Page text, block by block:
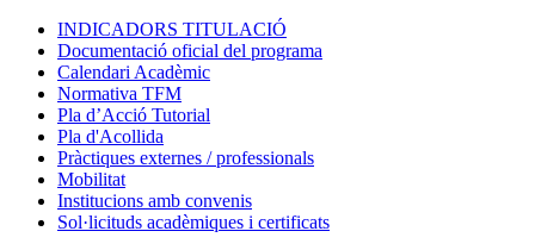
INDICADORS TITULACIÓ
Documentació oficial del programa
Calendari Acadèmic
Normativa TFM
Pla d’Acció Tutorial
Pla d'Acollida
Pràctiques externes / professionals
Mobilitat
Institucions amb convenis
Sol·licituds acadèmiques i certificats